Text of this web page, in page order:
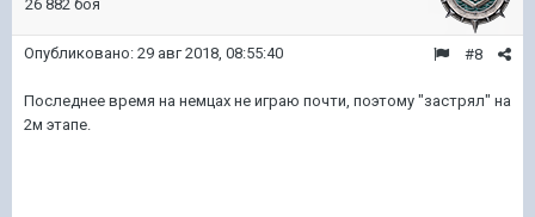
26 882 боя
#8
Опубликовано: 29 авг 2018, 08:55:40
Последнее время на немцах не играю почти, поэтому "застрял" на
2м этапе.